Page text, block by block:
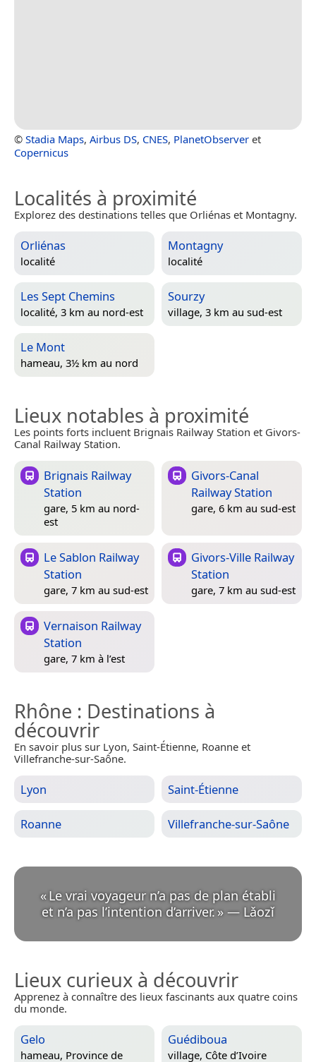
© Stadia Maps, Airbus DS, CNES, PlanetObserver et
Copernicus
Localités à proximité
Explorez des destinations telles que Orliénas et Montagny.
Orliénas
localité
Montagny
localité
Les Sept Chemins
localité, 3 km au nord-est
Sourzy
village, 3 km au sud-est
Le Mont
hameau, 3½ km au nord
Lieux notables à proximité
Les points forts incluent Brignais Railway Station et Givors-
Canal Railway Station.
Brignais Railway
Station
gare, 5 km au nord-
est
Givors-Canal
Railway Station
gare, 6 km au sud-est
Le Sablon Railway
Station
gare, 7 km au sud-est
Givors-Ville Railway
Station
gare, 7 km au sud-est
Vernaison Railway
Station
gare, 7 km à l’est
Rhône : Destinations à
découvrir
En savoir plus sur Lyon, Saint-Étienne, Roanne et
Villefranche-sur-Saône.
Lyon Saint-Étienne
Roanne Villefranche-sur-Saône
«Le vrai voyageur n’a pas de plan établi
et n’a pas l’intention d’arriver. » — Lǎozǐ
Lieux curieux à découvrir
Apprenez à connaître des lieux fascinants aux quatre coins
du monde.
Gelo
hameau, Province de
Guédiboua
village, Côte d’Ivoire